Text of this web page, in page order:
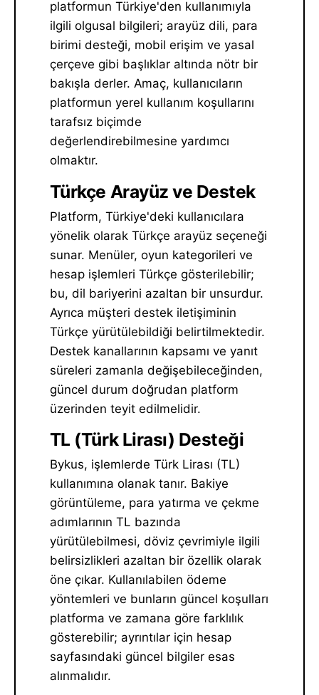
platformun Türkiye'den kullanımıyla
ilgili olgusal bilgileri; arayüz dili, para
birimi desteği, mobil erişim ve yasal
çerçeve gibi başlıklar altında nötr bir
bakışla derler. Amaç, kullanıcıların
platformun yerel kullanım koşullarını
tarafsız biçimde
değerlendirebilmesine yardımcı
olmaktır.
Türkçe Arayüz ve Destek
Platform, Türkiye'deki kullanıcılara
yönelik olarak Türkçe arayüz seçeneği
sunar. Menüler, oyun kategorileri ve
hesap işlemleri Türkçe gösterilebilir;
bu, dil bariyerini azaltan bir unsurdur.
Ayrıca müşteri destek iletişiminin
Türkçe yürütülebildiği belirtilmektedir.
Destek kanallarının kapsamı ve yanıt
süreleri zamanla değişebileceğinden,
güncel durum doğrudan platform
üzerinden teyit edilmelidir.
TL (Türk Lirası) Desteği
Bykus, işlemlerde Türk Lirası (TL)
kullanımına olanak tanır. Bakiye
görüntüleme, para yatırma ve çekme
adımlarının TL bazında
yürütülebilmesi, döviz çevrimiyle ilgili
belirsizlikleri azaltan bir özellik olarak
öne çıkar. Kullanılabilen ödeme
yöntemleri ve bunların güncel koşulları
platforma ve zamana göre farklılık
gösterebilir; ayrıntılar için hesap
sayfasındaki güncel bilgiler esas
alınmalıdır.